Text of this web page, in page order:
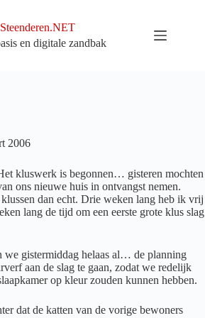
Steenderen.NET
en digitale zandbak
2006
kluswerk is begonnen… gisteren mochten
ons nieuwe huis in ontvangst nemen.
dan echt. Drie weken lang heb ik vrij
lang de tijd om een eerste grote klus slag
we gistermiddag helaas al… de planning
aan de slag te gaan, zodat we redelijk
op kleur zouden kunnen hebben.
dat de katten van de vorige bewoners